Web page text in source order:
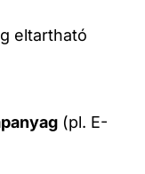
eltartható
(pl. E-